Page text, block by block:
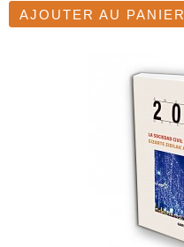
AJOUTER AU PANIER